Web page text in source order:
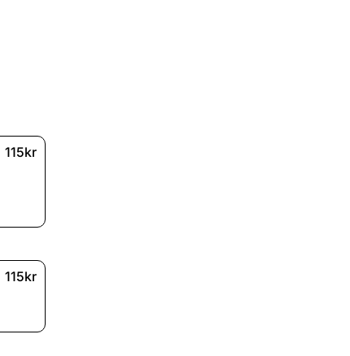
115kr
115kr